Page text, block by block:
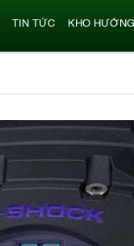
TIN TỨC KHO